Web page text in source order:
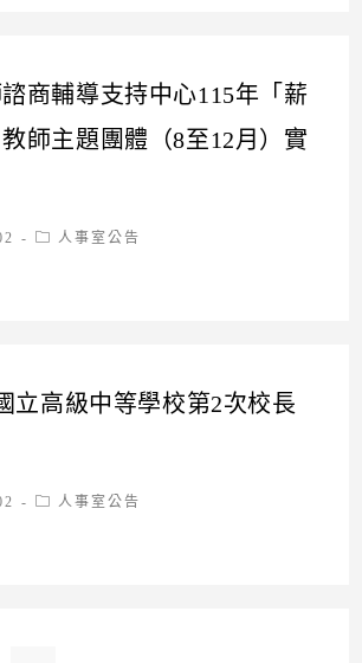
商輔導支持中心115年「薪
師主題團體（8至12月）實
Post人事室公告
立高級中等學校第2次校長
Post人事室公告